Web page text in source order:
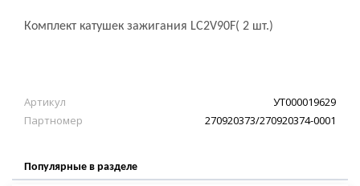
Комплект катушек зажигания LC2V90F( 2 шт.)
Артикул
УТ000019629
Партномер
270920373/270920374-0001
Популярные в разделе